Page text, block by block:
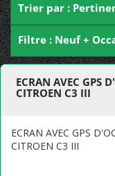
Trier par :
Filtre : Neuf +
ECRAN AVEC GPS
CITROEN C3 III
ECRAN AVEC GPS
CITROEN C3 III